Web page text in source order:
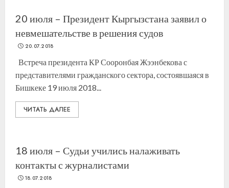
20 июля – Президент Кыргызстана заявил о
невмешательстве в решения судов
20.07.2018
Встреча президента КР Сооронбая Жээнбекова с
представителями гражданского сектора, состоявшаяся в
Бишкеке 19 июля 2018...
ЧИТАТЬ ДАЛЕЕ
18 июля – Судьи учились налаживать
контакты с журналистами
18.07.2018